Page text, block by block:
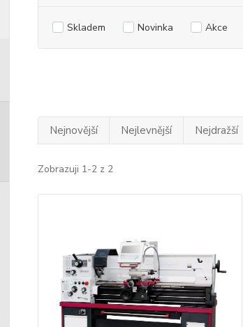
Skladem Novinka Akce
Nejnovější Nejlevnější Nejdražší
Zobrazuji 1-2 z 2